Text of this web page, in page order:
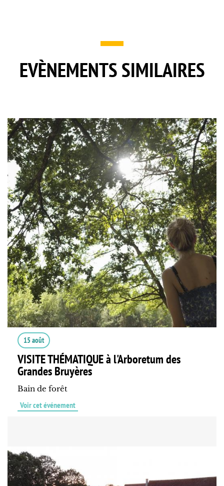
EVÈNEMENTS SIMILAIRES
15 août
VISITE THÉMATIQUE à l'Arboretum des
Grandes Bruyères
Bain de forêt
Voir cet événement